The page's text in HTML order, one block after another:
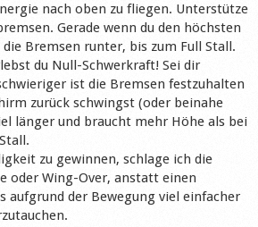
nach oben zu fliegen. Unterstütze
Gerade wenn du den höchsten
Bremsen runter, bis zum Full Stall.
du Null-Schwerkraft! Sei dir
ist die Bremsen festzuhalten
zurück schwingst (oder beinahe
länger und braucht mehr Höhe als bei
zu gewinnen, schlage ich die
oder Wing-Over, anstatt einen
aufgrund der Bewegung viel einfacher